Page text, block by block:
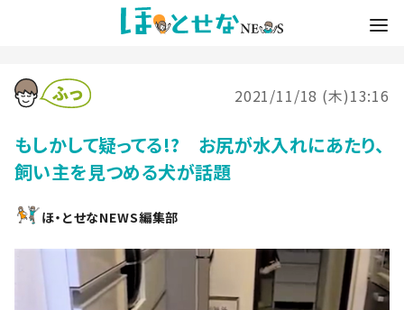
2021/11/18 (木)13:16
もしかして疑ってる!? お尻が水入れにあたり、
飼い主を見つめる犬が話題
ほ・とせなNEWS編集部